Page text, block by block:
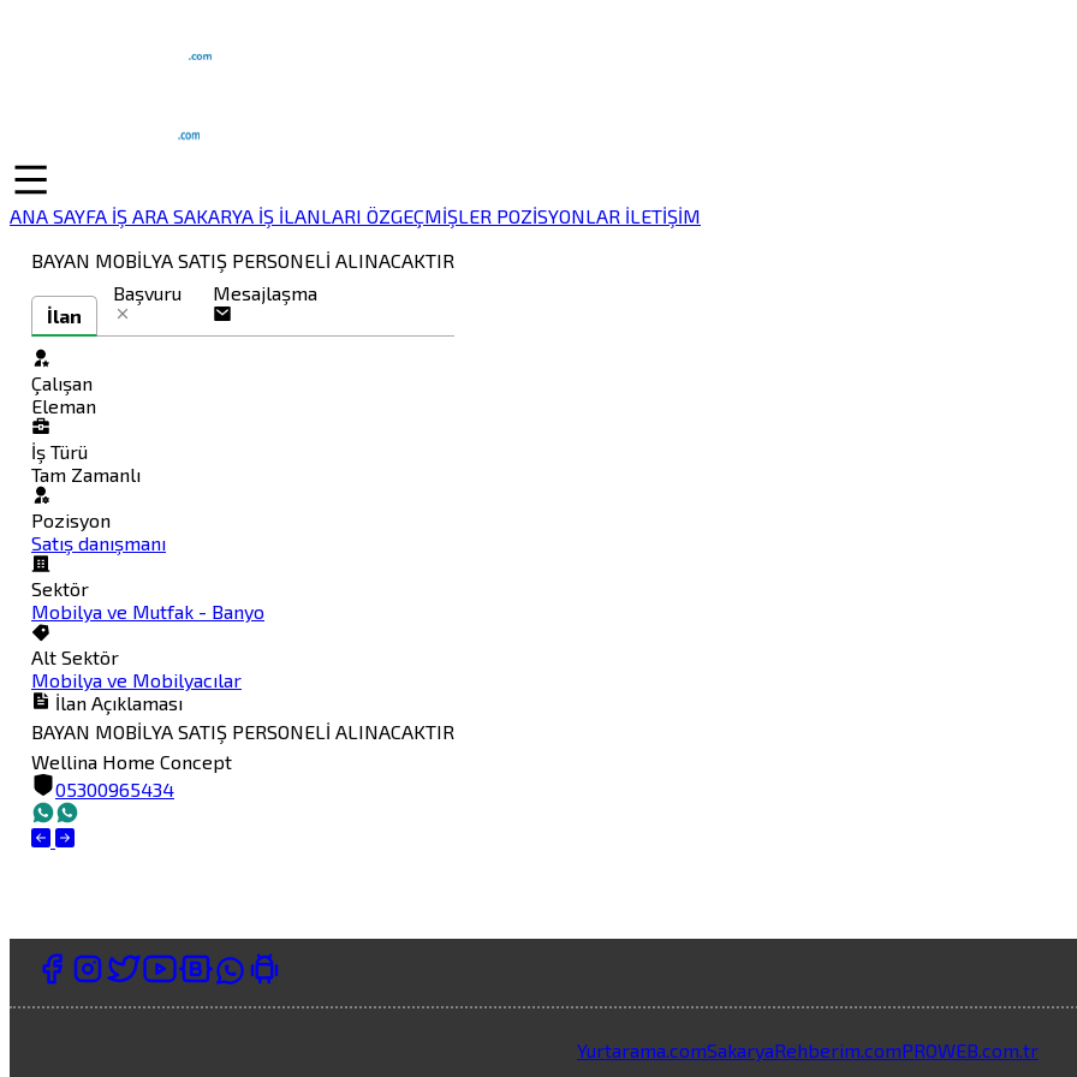
ANA SAYFA İŞ ARA SAKARYA İŞ İLANLARI ÖZGEÇMİŞLER POZİSYONLAR İLETİŞİM
BAYAN MOBİLYA SATIŞ PERSONELİ ALINACAKTIR
İlan
Başvuru Mesajlaşma
Çalışan
Eleman
İş Türü
Tam Zamanlı
Pozisyon
Satış danışmanı
Sektör
Mobilya ve Mutfak - Banyo
Alt Sektör
Mobilya ve Mobilyacılar
İlan Açıklaması
BAYAN MOBİLYA SATIŞ PERSONELİ ALINACAKTIR
Wellina Home Concept
05300965434
Yurtarama.comSakaryaRehberim.comPROWEB.com.tr